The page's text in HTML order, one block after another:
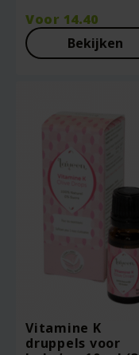
Voor 14.40
Bekijken
Vitamine K
druppels voor